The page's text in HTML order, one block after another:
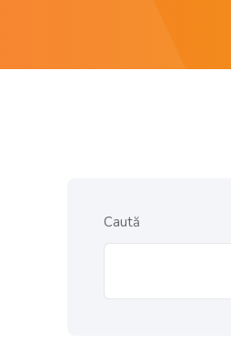
Caută